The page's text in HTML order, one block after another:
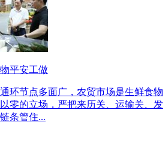
平安工做
环节点多面广，农贸市场是生鲜食物
零的立场，严把来历关、运输关、发
条管住...